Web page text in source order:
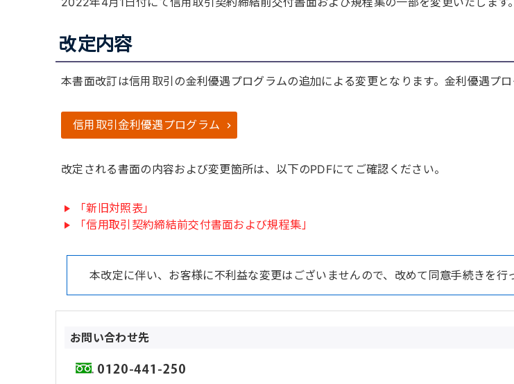
改定内容
本書面改訂は信用取引の金利優遇プログラムの追加による変更となります。金利優遇プ
信用取引金利優遇プログラム
改定される書面の内容および変更箇所は、以下のPDFにてご確認ください。
「新旧対照表」
「信用取引契約締結前交付書面および規程集」
本改定に伴い、お客様に不利益な変更はございませんので、改めて同意手続きを行
お問い合わせ先